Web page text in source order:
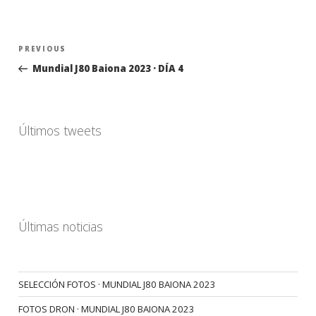
Navegación
entradas
Previous
Post
PREVIOUS
Mundial J80 Baiona 2023 · DÍA 4
Últimos tweets
Últimas noticias
SELECCIÓN FOTOS · MUNDIAL J80 BAIONA 2023
FOTOS DRON · MUNDIAL J80 BAIONA 2023